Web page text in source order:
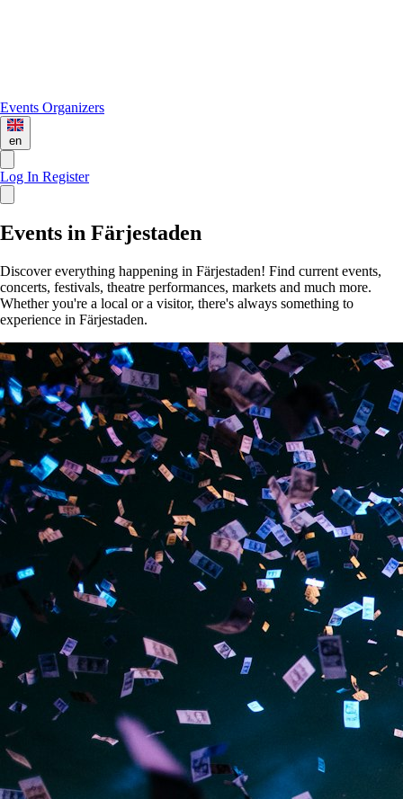
Events Organizers
en
Log In Register
Events in Färjestaden
Discover everything happening in Färjestaden! Find current events,
concerts, festivals, theatre performances, markets and much more.
Whether you're a local or a visitor, there's always something to
experience in Färjestaden.